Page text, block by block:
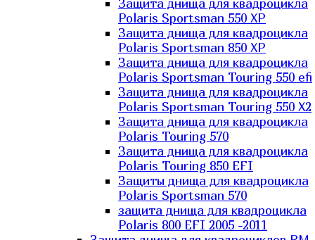
Защита днища для квадроцикла
Polaris Sportsman 550 XP
Защита днища для квадроцикла
Polaris Sportsman 850 XP
Защита днища для квадроцикла
Polaris Sportsman Touring 550 efi
Защита днища для квадроцикла
Polaris Sportsman Touring 550 X2
Защита днища для квадроцикла
Polaris Touring 570
Защита днища для квадроцикла
Polaris Touring 850 EFI
Защиты днища для квадроцикла
Polaris Sportsman 570
защита днища для квадроцикла
Polaris 800 EFI 2005 -2011